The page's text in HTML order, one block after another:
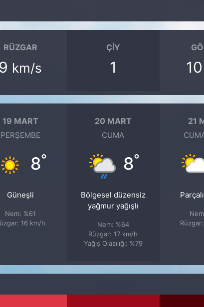
RÜZGAR
9 km/s
ÇIY
1 10
19 MART
PERŞEMBE
8°
Güneşli
Nem: %61
16 km/h
20 MART
CUMA
8°
Bölgesel düzensiz
yağmur yağışlı
Nem: %64
Rüzgar: 17 km/h
Yağış Olasılığı: %79
21